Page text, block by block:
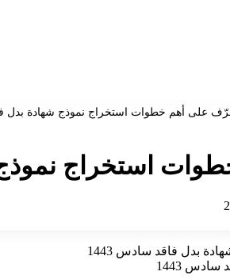
على أهم خطوات استخراج نموذج شهادة بدل
استخراج نموذج
1443